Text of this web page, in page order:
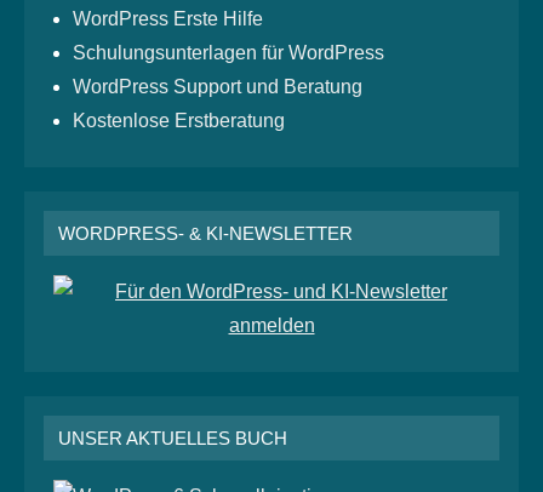
WordPress Erste Hilfe
Schulungsunterlagen für WordPress
WordPress Support und Beratung
Kostenlose Erstberatung
WORDPRESS- & KI-NEWSLETTER
UNSER AKTUELLES BUCH